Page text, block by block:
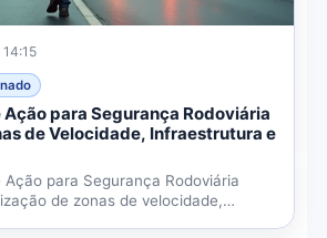
Ação para Segurança Rodoviária
de Velocidade, Infraestrutura e
Ação para Segurança Rodoviária
de zonas de velocidade,